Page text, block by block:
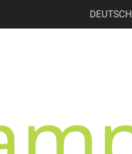
DEUTSCH